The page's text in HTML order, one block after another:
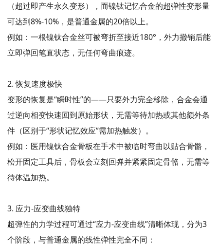
（超过即产生永久变形），而镍钛记忆合金的超弹性变形量
可达到8%-10%，是普通金属的20倍以上。
例如：一根镍钛合金丝可被弯折至接近180°，外力撤销后能
立即弹回笔直状态，无任何弯曲痕迹。
2. 恢复速度极快
变形的恢复是“瞬时性”的——只要外力完全移除，合金会通
过逆向相变快速回到原始形状，无需等待加热或其他额外条
件（区别于“形状记忆效应”需加热触发）。
例如：医用镍钛合金骨板在手术中被临时弯曲以贴合骨骼，
松开固定工具后，骨板会立刻回弹并紧紧固定骨骼，无需等
待体温加热。
3. 应力-应变曲线独特
超弹性的力学过程可通过“应力-应变曲线”清晰体现，分为3
个阶段，与普通金属的线性弹性完全不同：